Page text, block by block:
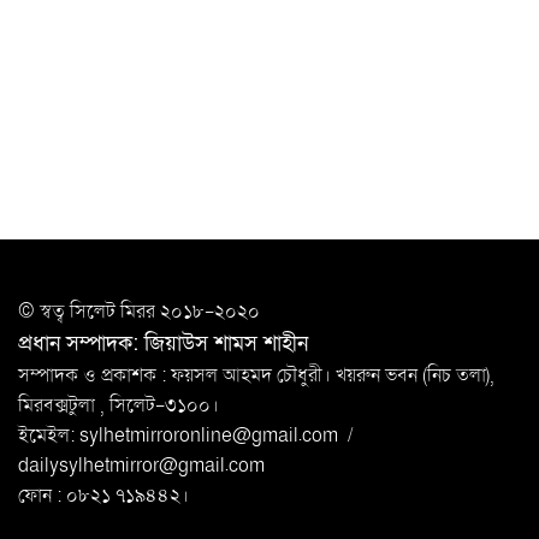
মানববন্ধন
রপ্তানি বৃদ্ধিতে ক্ষুদ্র উদ্যোক্তাদের মেলা বুথ ভাড়া মওকুফ :
বাণিজ্যমন্ত্রী
মুক্তাদির-আরিফসহ ১৮ মন্ত্রীর পুলিশ এসকর্ট
প্রত্যাহার
© স্বত্ব সি‌লেট মিরর ২০১৮-২০২০
প্রধান সম্পাদক: জিয়াউস শামস শাহীন
সম্পাদক ও প্রকাশক : ফয়সল আহমদ চৌধুরী। খয়রুন ভবন (নিচ তলা),
মিরবক্সটুলা ,সি‌লেট-৩১০০।
ইমেইল:sylhetmirroronline@gmail.com /
dailysylhetmirror@gmail.com
ফোন : ০৮২১ ৭১৯৪৪২।